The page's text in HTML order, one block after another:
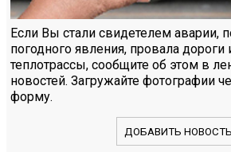
Если Вы стали свидетелем аварии,
погодного явления, провала
теплотрассы, сообщите об этом в
новостей. Загружайте фотографии
форму.
ДОБАВИТЬ НОВОСТЬ